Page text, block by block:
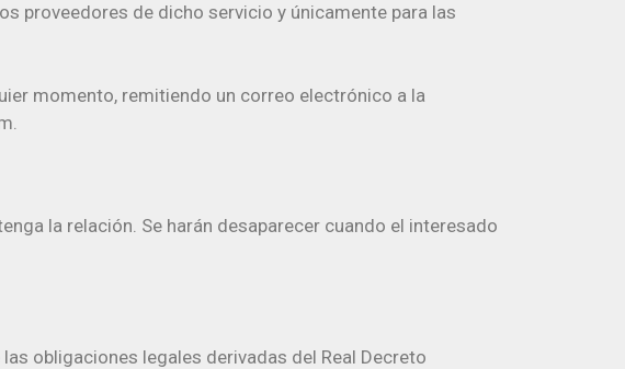
proveedores de dicho servicio y únicamente para las
momento, remitiendo un correo electrónico a la
la relación. Se harán desaparecer cuando el interesado
obligaciones legales derivadas del Real Decreto